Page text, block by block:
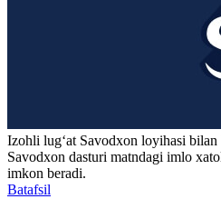
Izohli lugʻat Savodxon loyihasi
Savodxon dasturi matndagi imlo
imkon beradi.
Batafsil